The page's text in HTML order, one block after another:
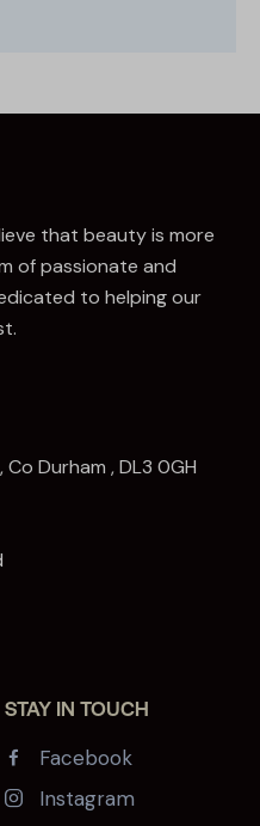
that beauty is more
of passionate and
to helping our
Durham , DL3 0GH
STAY IN TOUCH
Facebook
Instagram